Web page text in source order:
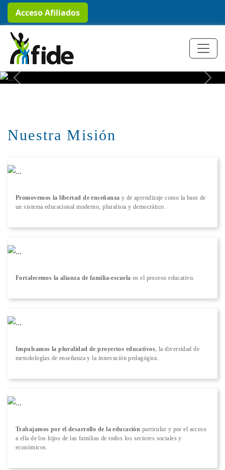
Acceso Afiliados
Previous Next
Nuestra Misión
Promovemos la libertad de enseñanza y de aprendizaje como la base de
un sistema educacional moderno, pluralista y democrático.
Fortalecemos la alianza de familia-escuela en el proceso educativo.
Impulsamos la pluralidad de proyectos educativos, la diversidad de
metodologías de enseñanza y la innovación pedagógica.
Trabajamos por el desarrollo de la educación particular y por el acceso
a ella de los hijos de las familias de todos los sectores sociales y
económicos.